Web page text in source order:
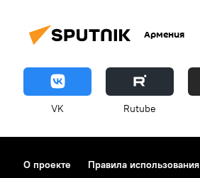
Армения
VK Rutube
О проекте Правила использования